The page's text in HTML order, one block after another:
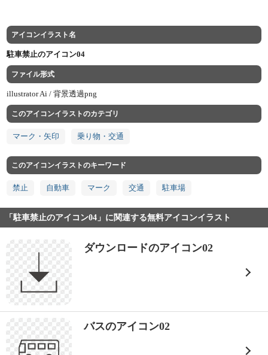
アイコンイラスト名
駐車禁止のアイコン04
ファイル形式
illustrator Ai /背景透過png
このアイコンイラストのカテゴリ
マーク・矢印 乗り物・交通
このアイコンイラストのキーワード
禁止 自動車 マーク 交通 駐車場
「駐車禁止のアイコン04」に関連する無料アイコンイラスト
ダウンロードのアイコン02
バスのアイコン02